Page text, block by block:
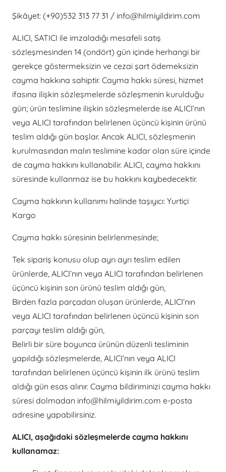
Şikâyet: (+90)532 313 77 31 / info@hilmiyildirim.com
ALICI, SATICI ile imzaladığı mesafeli satış
sözleşmesinden 14 (ondört) gün içinde herhangi bir
gerekçe göstermeksizin ve cezai şart ödemeksizin
cayma hakkına sahiptir. Cayma hakkı süresi, hizmet
ifasına ilişkin sözleşmelerde sözleşmenin kurulduğu
gün; ürün teslimine ilişkin sözleşmelerde ise ALICI’nın
veya ALICI tarafından belirlenen üçüncü kişinin ürünü
teslim aldığı gün başlar. Ancak ALICI, sözleşmenin
kurulmasından malın teslimine kadar olan süre içinde
de cayma hakkını kullanabilir. ALICI, cayma hakkını
süresinde kullanmaz ise bu hakkını kaybedecektir.
Cayma hakkının kullanımı halinde taşıyıcı: Yurtiçi
Kargo
Cayma hakkı süresinin belirlenmesinde;
Tek sipariş konusu olup ayrı ayrı teslim edilen
ürünlerde, ALICI’nın veya ALICI tarafından belirlenen
üçüncü kişinin son ürünü teslim aldığı gün,
Birden fazla parçadan oluşan ürünlerde, ALICI’nın
veya ALICI tarafından belirlenen üçüncü kişinin son
parçayı teslim aldığı gün,
Belirli bir süre boyunca ürünün düzenli tesliminin
yapıldığı sözleşmelerde, ALICI’nın veya ALICI
tarafından belirlenen üçüncü kişinin ilk ürünü teslim
aldığı gün esas alınır. Cayma bildiriminizi cayma hakkı
süresi dolmadan info@hilmiyildirim.com e-posta
adresine yapabilirsiniz.
ALICI, aşağıdaki sözleşmelerde cayma hakkını
kullanamaz: